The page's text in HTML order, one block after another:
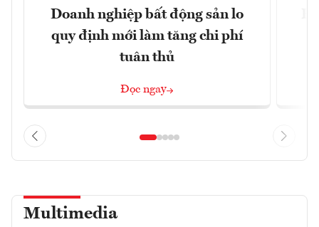
Doanh nghiệp bất động sản lo
quy định mới làm tăng chi phí
tuân thủ
Đọc ngay
Multimedia